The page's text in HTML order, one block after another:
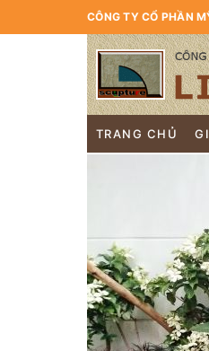
CÔNG TY CỔ PHẦN
TRANG CHỦ